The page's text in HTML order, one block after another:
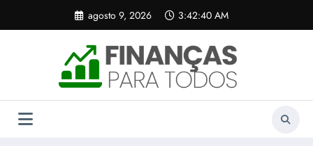
o
agosto 9, 2026 3:42:40 AM